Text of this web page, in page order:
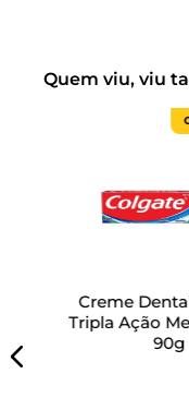
Quem viu, viu
Creme
Tripla Ação
90g